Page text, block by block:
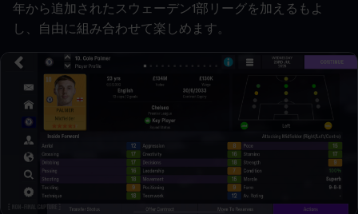
年から追加されたスウェーデン1部リーグを加えるもよ
し、自由に組み合わせて楽しめます。